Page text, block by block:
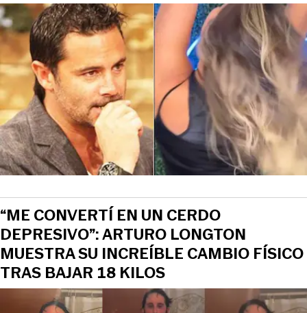
“ME CONVERTÍ EN UN CERDO
DEPRESIVO”: ARTURO LONGTON
MUESTRA SU INCREÍBLE CAMBIO FÍSICO
TRAS BAJAR 18 KILOS